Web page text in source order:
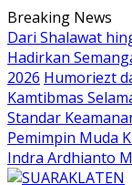
Langsung
ke
konten
Breaking News
Dari Shalawat
Hadirkan
2026 Humoriezt
Kamtibmas
Standar
Pemimpin Muda
Indra Ardhianto